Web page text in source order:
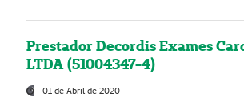
Prestador Decordis Exames
LTDA (51004347-4)
01 de Abril de 2020